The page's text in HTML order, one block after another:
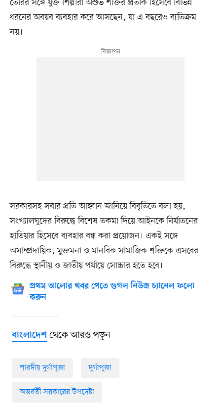
তৈরির সঙ্গে যুক্ত শিল্পীরা অশুভ শক্তির প্রতীক হিসেবে বিভিন্ন
ধরনের অবয়ব ব্যবহার করে আসছেন, যা এ বছরেও ব্যতিক্রম
নয়।
সরকারসহ সবার প্রতি আহ্বান জানিয়ে বিবৃতিতে বলা হয়,
সংখ্যালঘুদের বিরুদ্ধে বিশেষ তকমা দিয়ে আইনকে নির্যাতনের
হাতিয়ার হিসেবে ব্যবহার বন্ধ করা প্রয়োজন। একই সঙ্গে
অসাম্প্রদায়িক, মুক্তমনা ও মানবিক সামাজিক শক্তিকে এসবের
বিরুদ্ধে স্থানীয় ও জাতীয় পর্যায়ে সোচ্চার হতে হবে।
প্রথম আলোর খবর পেতে গুগল নিউজ চ্যানেল ফলো
করুন
বাংলাদেশথেকে আরও পড়ুন
শারদীয় দুর্গাপূজা দুর্গাপূজা
অন্তর্বর্তী সরকারের উপদেষ্টা